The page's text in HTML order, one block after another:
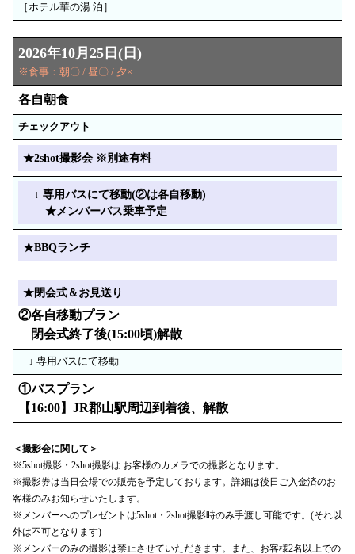
［ホテル華の湯 泊］
2026年10月25日(日)
※食事：朝〇 / 昼〇 / 夕×
各自朝食
チェックアウト
★2shot撮影会 ※別途有料
↓ 専用バスにて移動(②は各自移動)
★メンバーバス乗車予定
★BBQランチ
★閉会式＆お見送り
②各自移動プラン
閉会式終了後(15:00頃)解散
↓ 専用バスにて移動
①バスプラン
【16:00】JR郡山駅周辺到着後、解散
＜撮影会に関して＞
※5shot撮影・2shot撮影は お客様のカメラでの撮影となります。
※撮影券は当日会場での販売を予定しております。詳細は後日ご入金済のお
客様のみお知らせいたします。
※メンバーへのプレゼントは5shot・2shot撮影時のみ手渡し可能です。(それ以
外は不可となります)
※メンバーのみの撮影は禁止させていただきます。また、お客様2名以上での